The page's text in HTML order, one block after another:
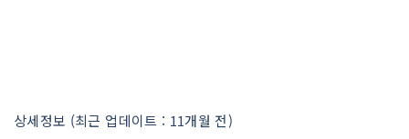
상세정보 (최근 업데이트 : 11개월 전)